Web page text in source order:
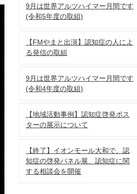
9月は世界アルツハイマー月間です
(令和5年度の取組)
【FMやまと出演】認知症の人によ
る発信の取組
9月は世界アルツハイマー月間です
(令和4年度の取組)
【地域活動事例】認知症啓発ポス
ターの展示について
【終了】イオンモール大和で、認
知症の啓発パネル展、認知症に関
する相談会を開催